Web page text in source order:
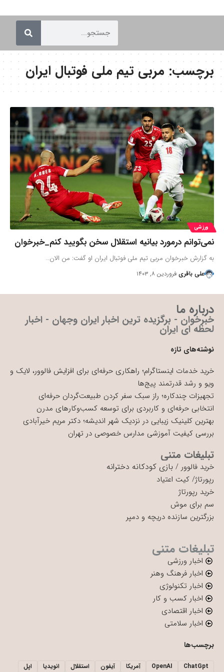
برچسب:مربی تیم ملی فوتبال ایران
ورزشی
نمی‌توانم درمورد بیانیه استقلال سخن بگویید کنم_خبرخوان
به گزارش خبرخوان مربی تیم ملی فوتبال ایران او گفت: من الان…
علی باقری فروردین ۸, ۱۴۰۳
درباره ما
خبرخوان - برگزیده ترین اخبار ایران وجهان - اخبار
لحظه ای ایران
نوشته‌های تازه
خرید خدمات اینستاگرام؛ راهکاری حرفه‌ای برای افزایش فالوور، لایک و
ویو و رشد قدرتمند پیج‌ها
تجهیزات چندکاره؛ راز سبک سفر کردن طبیعت‌گردان حرفه‌ای
انتخابی حرفه‌ای و کاربردی برای توسعه کسب‌وکارهای مدرن
بهترین کلینیک زیبایی در نزدیک شهر اندیشه؛ دکتر مریم خیرآبادی
بررسی کیفیت آموزشی مدارس خصوصی در تهران
تبلیغات متنی
خرید فالوور / بازی کودکانه دخترانه
رپورتاژ/ کیت اعتیاد
خرید رپورتاژ
سم برای موش
بزرگترین سازنده دریچه و دمپر
تبلیغات متنی
اخبار ورزشی
اخبار فرهنگ وهنر
اخبار تکنولوژی
اخبار کسب و کار
اخبار اقتصادی
اخبار سلامتی
برچسب‌ها
ChatGpt
OpenAI آمریکا آیفون استقلال انویدیا اپل